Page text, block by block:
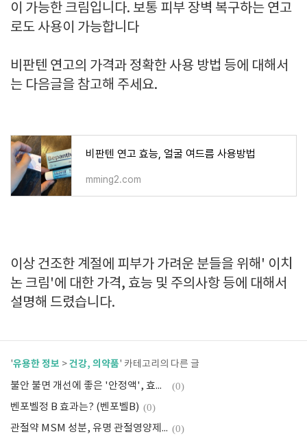
이 가능한 크림입니다. 보통 피부 장벽 복구하는 연고
로도 사용이 가능합니다
비판텐 연고의 가격과 정확한 사용 방법 등에 대해서
는 다음글을 참고해 주세요.
비판텐 연고 효능, 얼굴 여드름 사용방법
mming2.com
이상 건조한 계절에 피부가 가려운 분들을 위해' 이치
논 크림'에 대한 가격, 효능 및 주의사항 등에 대해서
설명해 드렸습니다.
'유용한 정보 >건강, 의약품' 카테고리의 다른 글
불안 불면 개선에 좋은 '안정액', 효과와 복용법은? (0)
벤포벨정 B 효과는? (벤포벨B) (0)
관절약 MSM 성분, 유명 관절영양제 best3 (0)